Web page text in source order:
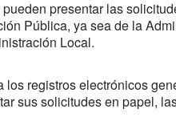
presentar las
Pública, ya sea de la
Local.
registros electrónicos
sus solicitudes en papel,